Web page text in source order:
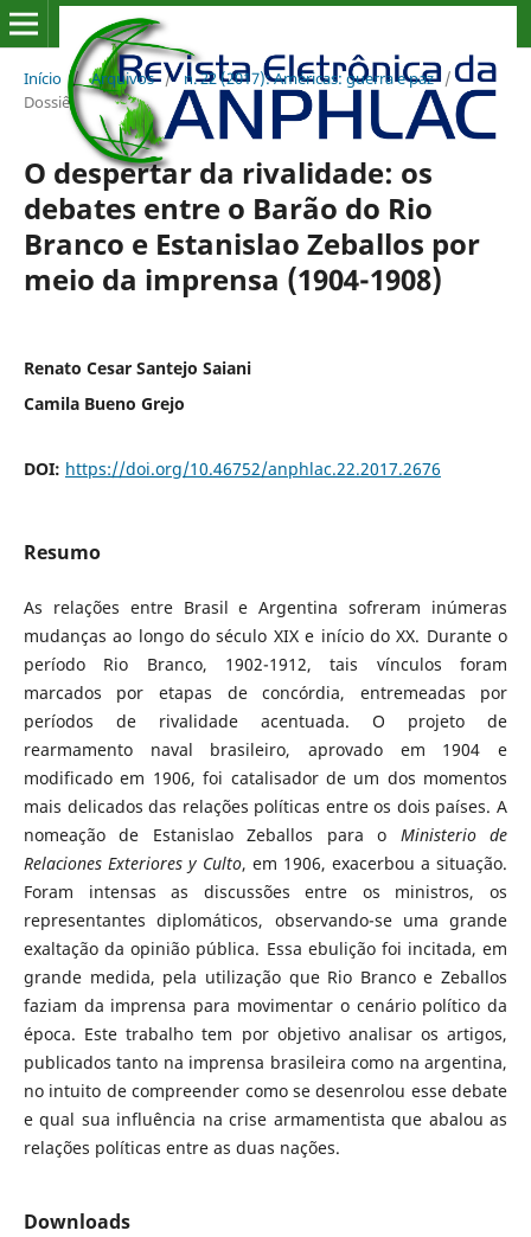
Início / Arquivos / n. 22 (2017): Américas: guerra e paz /
Dossiê
O despertar da rivalidade: os
debates entre o Barão do Rio
Branco e Estanislao Zeballos por
meio da imprensa (1904-1908)
Renato Cesar Santejo Saiani
Camila Bueno Grejo
DOI: https://doi.org/10.46752/anphlac.22.2017.2676
Resumo
As relações entre Brasil e Argentina sofreram inúmeras
mudanças ao longo do século XIX e início do XX. Durante o
período Rio Branco, 1902-1912, tais vínculos foram
marcados por etapas de concórdia, entremeadas por
períodos de rivalidade acentuada. O projeto de
rearmamento naval brasileiro, aprovado em 1904 e
modificado em 1906, foi catalisador de um dos momentos
mais delicados das relações políticas entre os dois países. A
nomeação de Estanislao Zeballos para o Ministerio de
Relaciones Exteriores y Culto, em 1906, exacerbou a situação.
Foram intensas as discussões entre os ministros, os
representantes diplomáticos, observando-se uma grande
exaltação da opinião pública. Essa ebulição foi incitada, em
grande medida, pela utilização que Rio Branco e Zeballos
faziam da imprensa para movimentar o cenário político da
época. Este trabalho tem por objetivo analisar os artigos,
publicados tanto na imprensa brasileira como na argentina,
no intuito de compreender como se desenrolou esse debate
e qual sua influência na crise armamentista que abalou as
relações políticas entre as duas nações.
Downloads